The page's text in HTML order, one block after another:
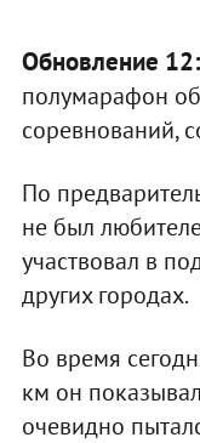
Обновление
полумарафон
соревнований,
По
не был
участвовал в
других городах.
Во время
км он
очевидно